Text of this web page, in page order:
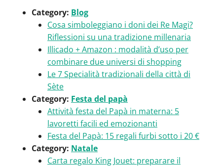
Category: Blog
Cosa simboleggiano i doni dei Re Magi?
Riflessioni su una tradizione millenaria
Illicado + Amazon : modalità d’uso per
combinare due universi di shopping
Le 7 Specialità tradizionali della città di
Sète
Category: Festa del papà
Attività festa del Papà in materna: 5
lavoretti facili ed emozionanti
Festa del Papà: 15 regali furbi sotto i 20 €
Category: Natale
Carta regalo King Jouet: preparare il